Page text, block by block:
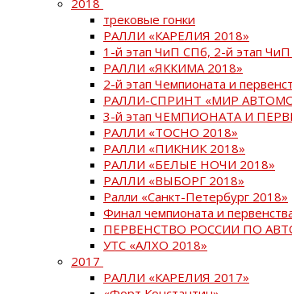
трековые гонки
РАЛЛИ «КАРЕЛИЯ 2018»
1-й этап ЧиП СПб, 2-й этап
РАЛЛИ «ЯККИМА 2018»
2-й этап Чемпионата и
РАЛЛИ-СПРИНТ «МИР
3-й этап ЧЕМПИОНАТА И
РАЛЛИ «ТОСНО 2018»
РАЛЛИ «ПИКНИК 2018»
РАЛЛИ «БЕЛЫЕ НОЧИ 2018»
РАЛЛИ «ВЫБОРГ 2018»
Ралли «Санкт-Петербург 2018»
Финал чемпионата и
ПЕРВЕНСТВО РОССИИ ПО
УТС «АЛХО 2018»
2017
РАЛЛИ «КАРЕЛИЯ 2017»